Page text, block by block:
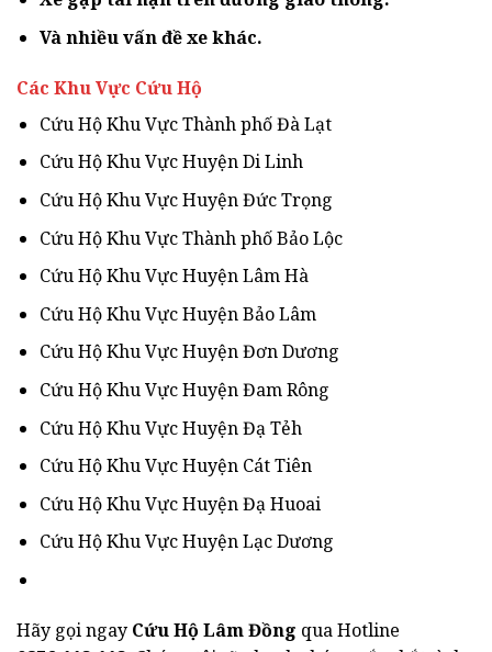
Và nhiều vấn đề xe khác.
Các Khu Vực Cứu Hộ
Cứu Hộ Khu Vực Thành phố Đà Lạt
Cứu Hộ Khu Vực Huyện Di Linh
Cứu Hộ Khu Vực Huyện Đức Trọng
Cứu Hộ Khu Vực Thành phố Bảo Lộc
Cứu Hộ Khu Vực Huyện Lâm Hà
Cứu Hộ Khu Vực Huyện Bảo Lâm
Cứu Hộ Khu Vực Huyện Đơn Dương
Cứu Hộ Khu Vực Huyện Đam Rông
Cứu Hộ Khu Vực Huyện Đạ Tẻh
Cứu Hộ Khu Vực Huyện Cát Tiên
Cứu Hộ Khu Vực Huyện Đạ Huoai
Cứu Hộ Khu Vực Huyện Lạc Dương
Hãy gọi ngay Cứu Hộ Lâm Đồng qua Hotline